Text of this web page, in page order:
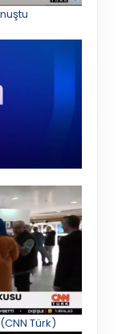
Türk)